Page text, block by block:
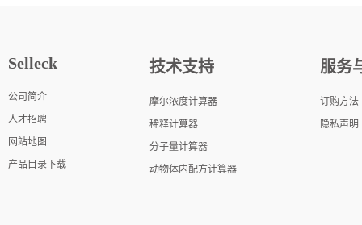
Selleck
公司简介
人才招聘
网站地图
产品目录下载
技术支持
摩尔浓度计算器
稀释计算器
分子量计算器
动物体内配方计算器
服务
订购方法
隐私声明